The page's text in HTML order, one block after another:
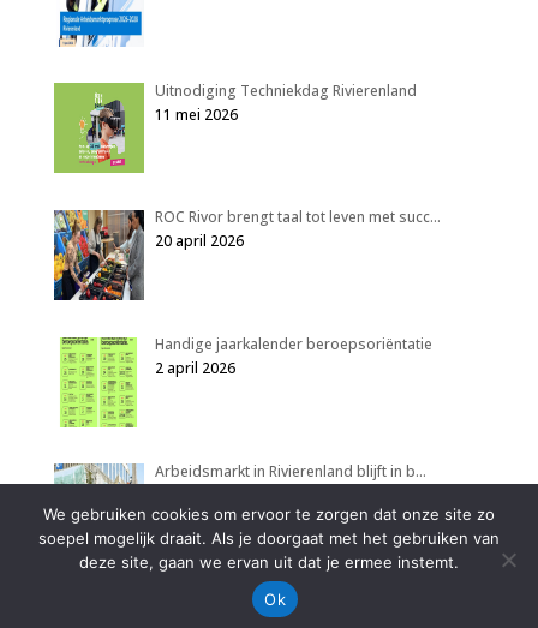
Uitnodiging Techniekdag Rivierenland
11 mei 2026
ROC Rivor brengt taal tot leven met succ…
20 april 2026
Handige jaarkalender beroepsoriëntatie
2 april 2026
Arbeidsmarkt in Rivierenland blijft in b…
We gebruiken cookies om ervoor te zorgen dat onze site zo
soepel mogelijk draait. Als je doorgaat met het gebruiken van
deze site, gaan we ervan uit dat je ermee instemt.
Ok